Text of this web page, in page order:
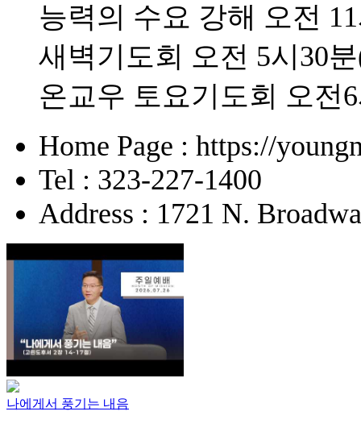
능력의 수요 강해 오전
새벽기도회 오전 5시30
온교우 토요기도회 오전
Home Page : https://
Tel : 323-227-1400
Address : 1721 N.
나에게서 풍기는 내음